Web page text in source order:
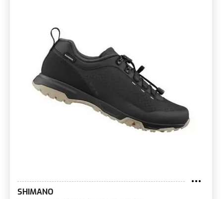
SHIMANO